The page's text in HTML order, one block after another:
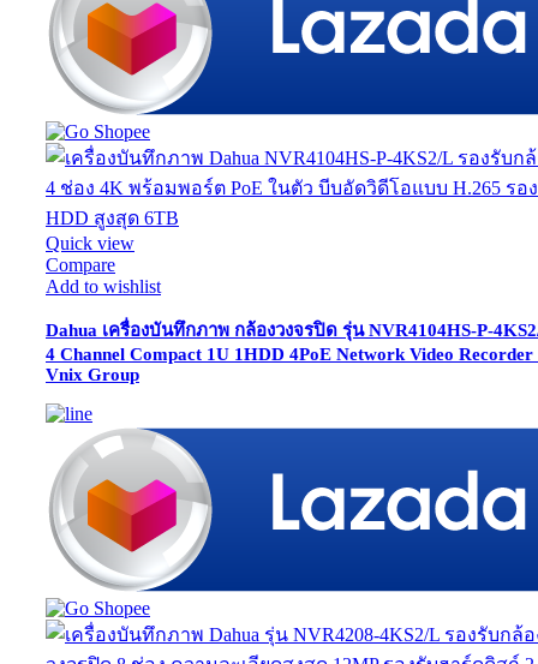
Quick view
Compare
Add to wishlist
Dahua เครื่องบันทึกภาพ กล้องวงจรปิด รุ่น NVR4104HS-P-
4 Channel Compact 1U 1HDD 4PoE Network Video Recorder
Vnix Group